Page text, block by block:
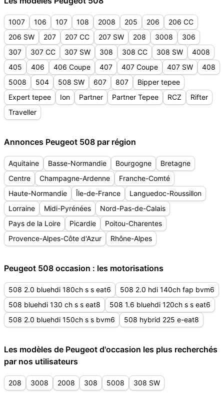
1007 106 107 108 2008 205 206
206 CC
206 SW
207 207 CC 207 SW 208 3008
306
307
307 CC 307 SW 308 308 CC 308 SW
4008
405
406 406 Coupe 407 407 Coupe 407 SW
408
5008
504 508 SW 607 807
Bipper tepee
Expert tepee
Ion Partner Partner Tepee RCZ
Rifter
Traveller
Annonces Peugeot 508 par région
Aquitaine Basse-Normandie Bourgogne
Bretagne
Centre
Champagne-Ardenne
Franche-Comté
Haute-Normandie
Île-de-France
Languedoc-Roussillon
Lorraine
Midi-Pyrénées
Nord-Pas-de-Calais
Pays de la Loire
Picardie
Poitou-Charentes
Provence-Alpes-Côte d'Azur
Rhône-Alpes
Peugeot 508 occasion : les motorisations
508 2.0 bluehdi 180ch s s eat6
508 2.0 hdi 140ch fap bvm6
508 bluehdi 130 ch s s eat8
508 1.6 bluehdi 120ch s s eat6
508 2.0 bluehdi 150ch s s bvm6
508 hybrid 225 e-eat8
Les modèles de Peugeot d'occasion les plus recherchés
par nos utilisateurs
208 3008 2008 308 5008 308 SW